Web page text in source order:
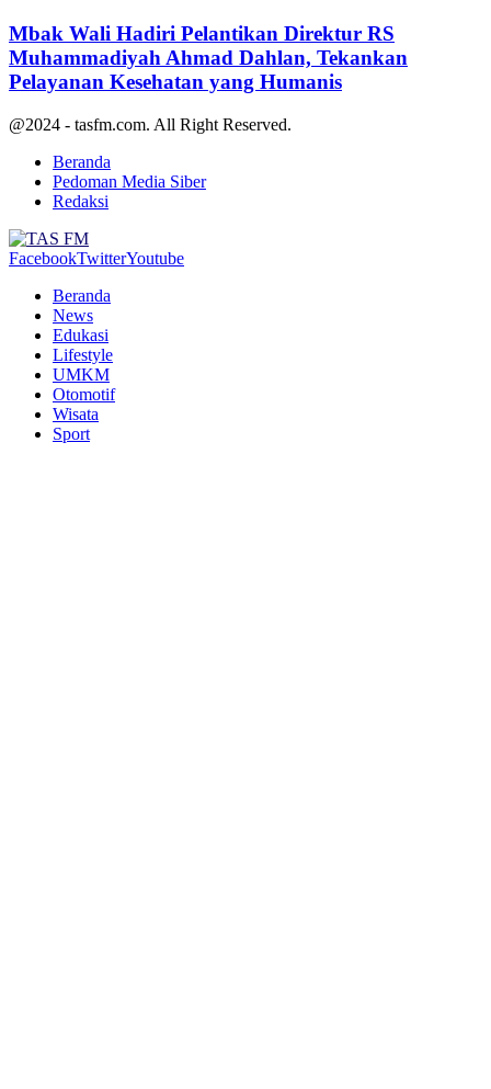
Mbak Wali Hadiri Pelantikan Direktur RS
Muhammadiyah Ahmad Dahlan, Tekankan
Pelayanan Kesehatan yang Humanis
@2024 - tasfm.com. All Right Reserved.
Beranda
Pedoman Media Siber
Redaksi
FacebookTwitterYoutube
Beranda
News
Edukasi
Lifestyle
UMKM
Otomotif
Wisata
Sport